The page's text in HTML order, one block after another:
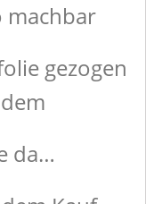
machbar
gezogen
da…